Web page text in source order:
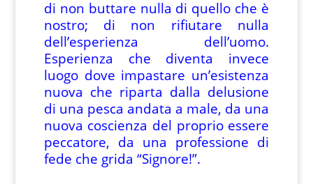
di non buttare nulla di quello che è
nostro; di non rifiutare nulla
dell’esperienza dell’uomo.
Esperienza che diventa invece
luogo dove impastare un’esistenza
nuova che riparta dalla delusione
di una pesca andata a male, da una
nuova coscienza del proprio essere
peccatore, da una professione di
fede che grida “Signore!”.